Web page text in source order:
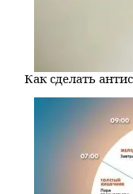
Как сделать